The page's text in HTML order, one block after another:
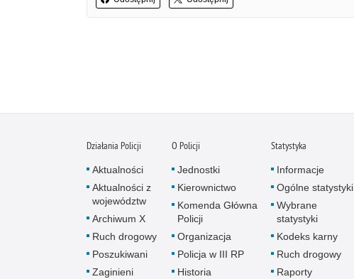
Działania Policji
Aktualności
Aktualności z
województw
Archiwum X
Ruch drogowy
Poszukiwani
Zaginieni
O Policji
Jednostki
Kierownictwo
Komenda Główna
Policji
Organizacja
Policja w III RP
Historia
Statystyka
Informacje
Ogólne statystyki
Wybrane
statystyki
Kodeks karny
Ruch drogowy
Raporty